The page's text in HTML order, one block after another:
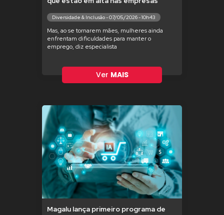
Diversidade & Inclusão - 07/05/2026 - 10h43
Mas, ao se tornarem mães, mulheres ainda
enfrentam dificuldades para manter o
emprego, diz especialista
Ver MAIS
Magalu lança primeiro programa de